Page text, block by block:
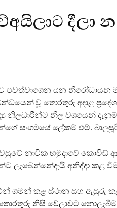
දීලා
පවත්වාගෙන යන නිරෝධායන
වූ තොරතුරු අදාළ
නිලධාරීන්ට නිල වශයෙන් දැනුම්
සංගමයේ ලේකම් එම්.
නාවික හමුදාවේ කොවිඞ්
ලැබෙන්නේදැයි අනිද්දා කළ
ගමන් කළ ස්ථාන සහ ඇසුරු
නිසි වේලාවට